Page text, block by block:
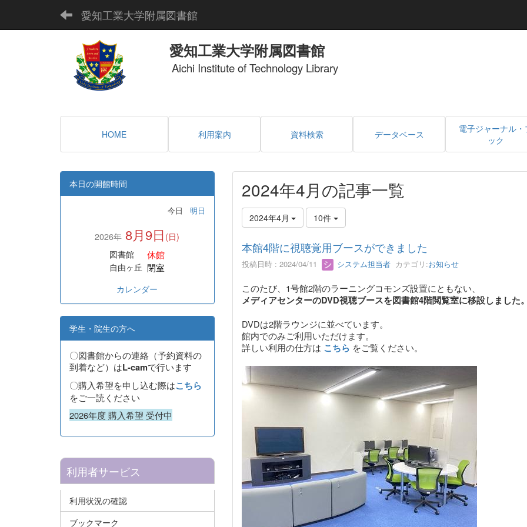
愛知工業大学附属図書館
愛知工業大学附属図書館
Aichi Institute of Technology Library
HOME 利用案内 資料検索 データベース
電子ジャーナル・
ック
2024年4月の記事一覧
2024年4月 10件
本館4階に視聴覚用ブースができました
投稿日時 : 2024/04/11 システム担当者カテゴリ:お知らせ
このたび、1号館2階のラーニングコモンズ設置にともない、
メディアセンターのDVD視聴ブースを図書館4階閲覧室に移設しました
DVDは2階ラウンジに並べています。
館内でのみご利用いただけます。
詳しい利用の仕方は こちら をご覧ください。
本日の開館時間
今日 明日
2026年 8月9日 (日)
図書館
休館
自由ヶ丘 閉室
カレンダー
学生・院生の方へ
〇図書館からの連絡（予約資料の
到着など）はL-camで行います
〇購入希望を申し込む際はこちら
をご一読ください
2026年度 購入希望 受付中
利用者サービス
利用状況の確認
ブックマーク